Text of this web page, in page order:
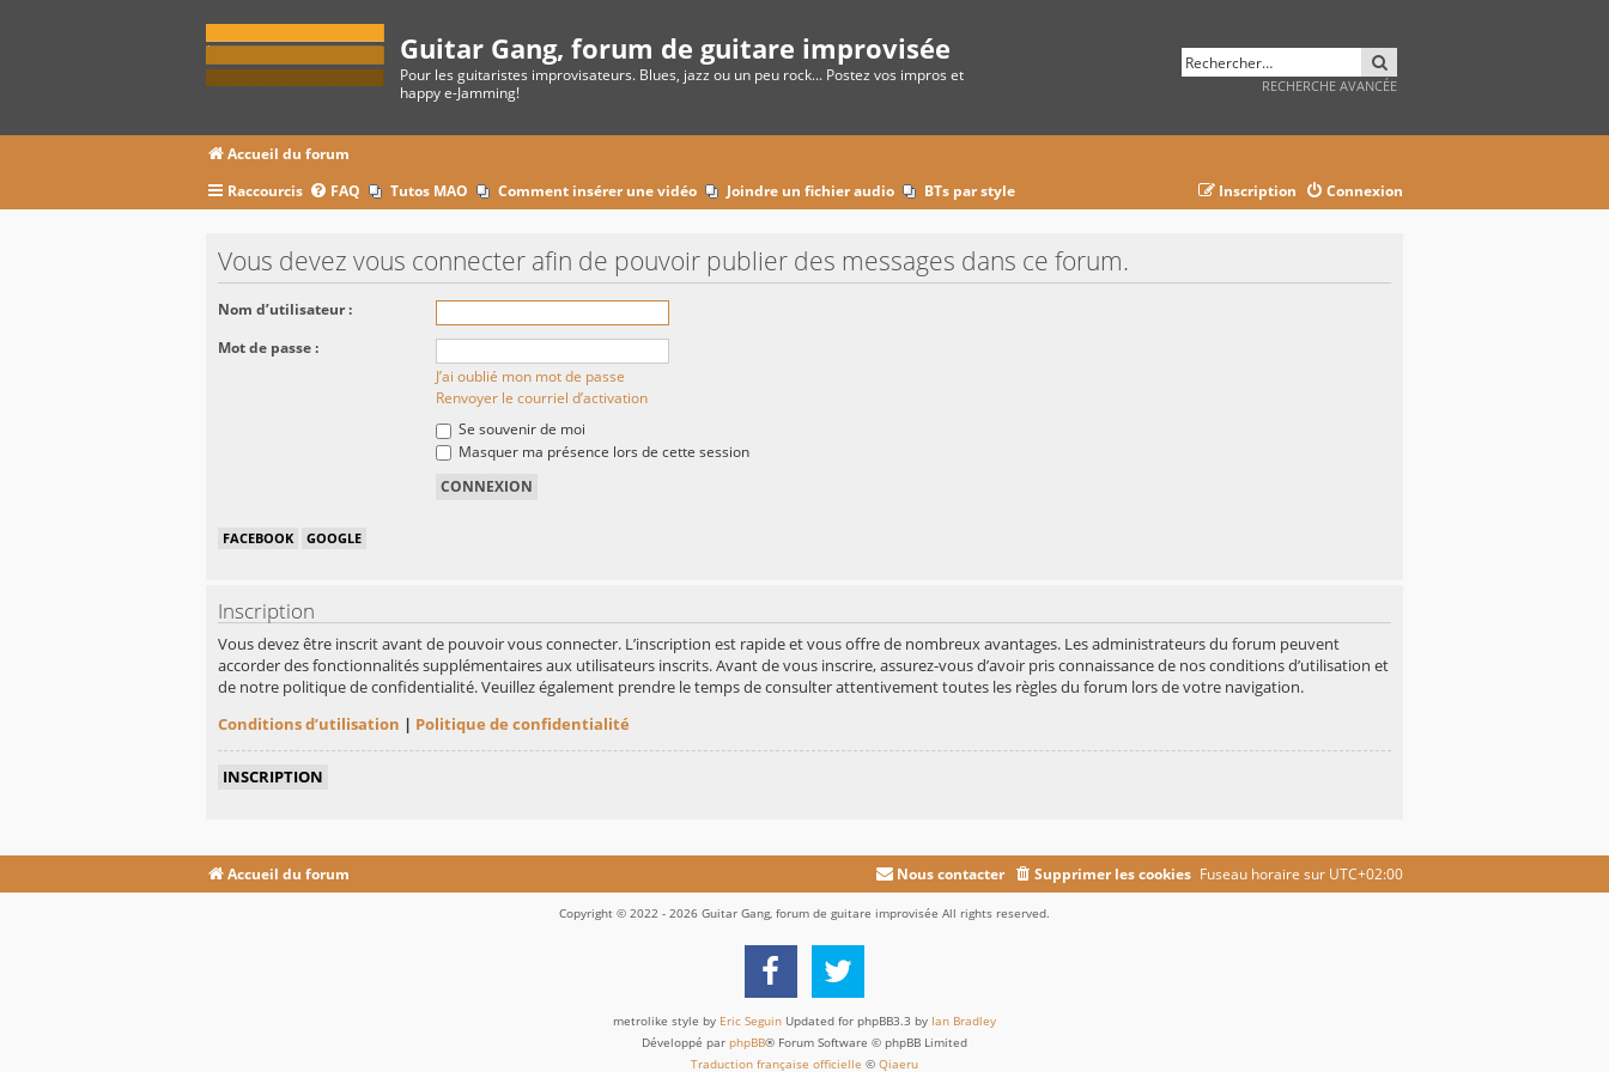
Guitar Gang, forum de guitare improvisée
Pour les guitaristes improvisateurs. Blues, jazz ou un peu rock... Postez vos impros et
happy e-Jamming!
RECHERCHE AVANCÉE
Accueil du forum
Raccourcis
FAQ Tutos MAO Comment insérer une vidéo Joindre un fichier audio BTs par style Connexion
Inscription
Vous devez vous connecter afin de pouvoir publier des messages dans ce forum.
Nom d’utilisateur :
Mot de passe :
J’ai oublié mon mot de passe
Renvoyer le courriel d’activation
Se souvenir de moi
Masquer ma présence lors de cette session
FACEBOOK GOOGLE
Inscription
Vous devez être inscrit avant de pouvoir vous connecter. L’inscription est rapide et vous offre de nombreux avantages. Les administrateurs du forum peuvent
accorder des fonctionnalités supplémentaires aux utilisateurs inscrits. Avant de vous inscrire, assurez-vous d’avoir pris connaissance de nos conditions d’utilisation et
de notre politique de confidentialité. Veuillez également prendre le temps de consulter attentivement toutes les règles du forum lors de votre navigation.
Conditions d’utilisation | Politique de confidentialité
INSCRIPTION
Accueil du forum Fuseau horaire sur UTC+02:00
Supprimer les cookies
Nous contacter
Copyright © 2022 - 2026 Guitar Gang, forum de guitare improvisée All rights reserved.
metrolike style by Eric Seguin Updated for phpBB3.3 by Ian Bradley
Développé par phpBB® Forum Software © phpBB Limited
Traduction française officielle © Qiaeru